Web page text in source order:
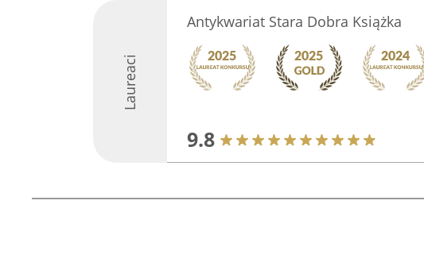
Laureaci
Antykwariat Stara Dobra Książka
9.8